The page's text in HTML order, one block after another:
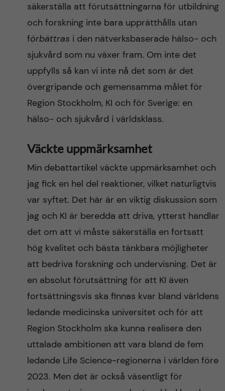
säkerställa att förutsättningarna för utbildning
och forskning inte bara upprätthålls utan
förbättras i den nätverksbaserade hälso- och
sjukvård som nu växer fram. Om inte det
uppfylls så kan vi inte nå det som är det
övergripande och gemensamma målet för
Region Stockholm, KI och för Sverige: en
hälso- och sjukvård i världsklass.
Väckte uppmärksamhet
Min debattartikel väckte uppmärksamhet och
jag fick en hel del reaktioner, vilket naturligtvis
var syftet. Det här är en viktig diskussion som
jag och KI är beredda att driva, ytterst handlar
det om att vi måste säkerställa en fortsatt
hög kvalitet och bästa tänkbara möjligheter
att bedriva forskning och undervisning. Det är
en absolut förutsättning för att KI även
fortsättningsvis ska finnas kvar bland världens
ledande medicinska universitet och för att
Region Stockholm ska kunna realisera den
uttalade ambitionen att vara bland de fem
ledande Life Science-regionerna i världen före
2023. Men det är också väsentligt för